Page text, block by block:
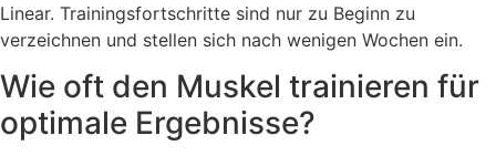
Linear. Trainingsfortschritte sind nur zu Beginn zu
verzeichnen und stellen sich nach wenigen Wochen ein.
Wie oft den Muskel trainieren für
optimale Ergebnisse?